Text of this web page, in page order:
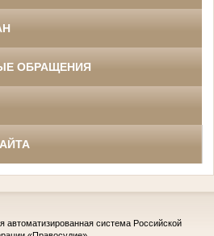
ОБРАЩЕНИЯ
автоматизированная система Российской